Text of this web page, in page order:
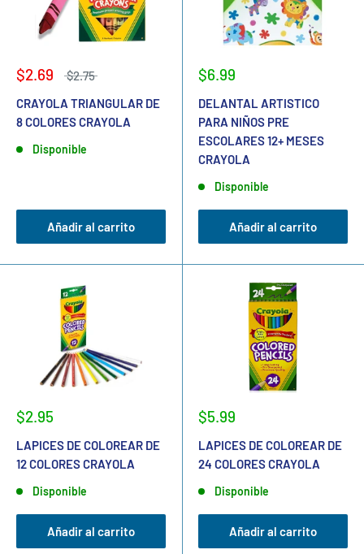
$2.69
$2.75
CRAYOLA TRIANGULAR DE
8 COLORES CRAYOLA
Disponible
Añadir al carrito
$6.99
DELANTAL ARTISTICO
PARA NIÑOS PRE
ESCOLARES 12+ MESES
CRAYOLA
Disponible
Añadir al carrito
$2.95
LAPICES DE COLOREAR DE
12 COLORES CRAYOLA
Disponible
Añadir al carrito
$5.99
LAPICES DE COLOREAR DE
24 COLORES CRAYOLA
Disponible
Añadir al carrito